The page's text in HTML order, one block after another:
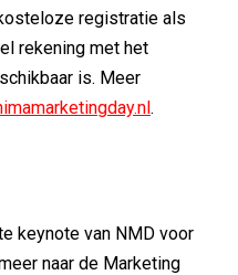
registratie als
rekening met het
is. Meer
.
keynote van NMD voor
naar de Marketing